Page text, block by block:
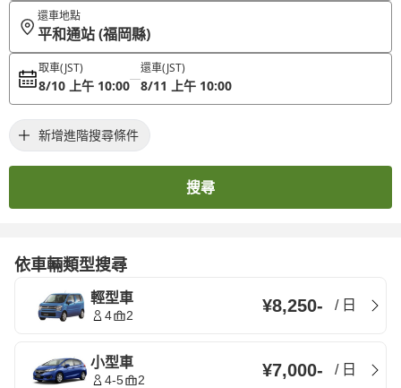
還車地點
平和通站 (福岡縣)
取車(JST)
8/10 上午 10:00
還車(JST)
8/11 上午 10:00
新增進階搜尋條件
搜尋
依車輛類型搜尋
輕型車
4 2 ¥8,250- / 日
小型車
4-5 2 ¥7,000- / 日